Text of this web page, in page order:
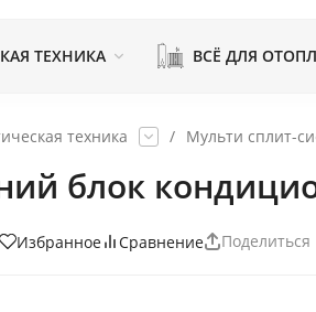
ТЕХНИКА ВСЁ ДЛЯ
техника / Мульти сплит-
блок
Избранное Сравнение Поделиться